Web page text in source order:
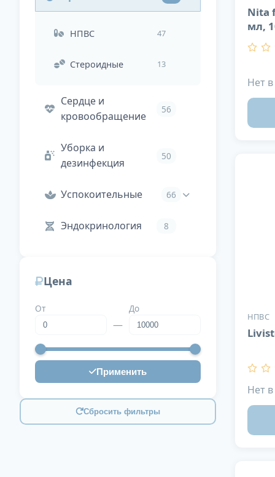
Уход за ушами 19
НПВС 47
Стероидные 13
Сердце и
кровообращение
56
Уборка и
дезинфекция
50
Успокоительные 66
Лекарственные 30
растительные
Эндокринология 8
Цена
От
—
До
Применить
Сбросить фильтры
Nita
мл,
Нет
НПВС
Нет